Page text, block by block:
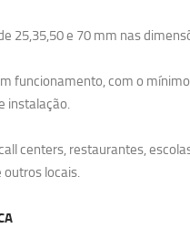
25,35,50 e 70 mm nas
funcionamento, com o
instalação.
centers, restaurantes,
locais.